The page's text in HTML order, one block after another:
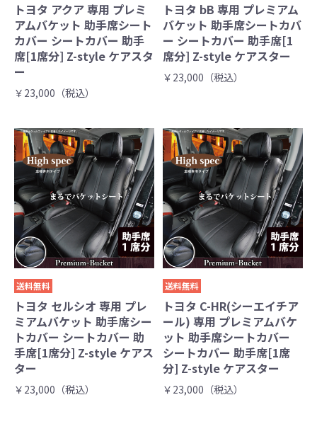
トヨタ アクア 専用 プレミ
アムバケット 助手席シート
カバー シートカバー 助手
席[1席分] Z-style ケアスタ
ー
￥23,000（税込）
トヨタ bB 専用 プレミアム
バケット 助手席シートカバ
ー シートカバー 助手席[1
席分] Z-style ケアスター
￥23,000（税込）
送料無料
トヨタ セルシオ 専用 プレ
ミアムバケット 助手席シー
トカバー シートカバー 助
手席[1席分] Z-style ケアス
ター
￥23,000（税込）
送料無料
トヨタ C-HR(シーエイチア
ール) 専用 プレミアムバケ
ット 助手席シートカバー
シートカバー 助手席[1席
分] Z-style ケアスター
￥23,000（税込）